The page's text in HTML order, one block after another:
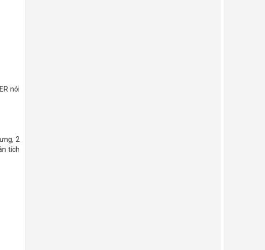
nói
2
tích